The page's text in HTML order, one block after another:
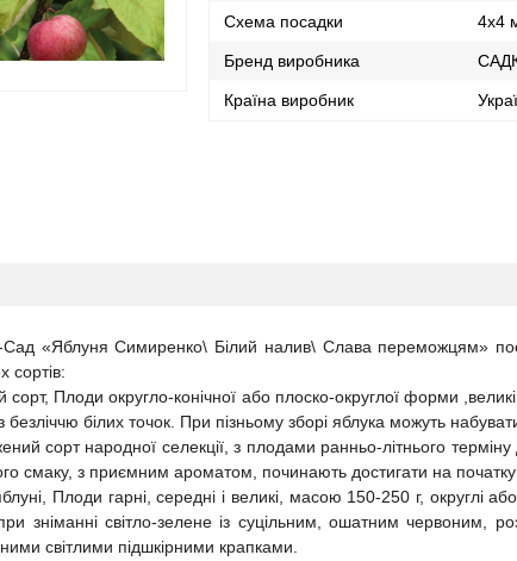
Схема посадки 4х4
Бренд виробника
Країна виробник
«Яблуня Симиренко\ Білий налив\ Слава переможцям»
сортів:
Плоди округло-конічної або плоско-округлої форми
білих точок. При пізньому зборі яблука можуть
сорт народної селекції, з плодами ранньо-літнього
смаку, з приємним ароматом, починають достигати на
Плоди гарні, середні і великі, масою 150-250 г, округлі або
зніманні світло-зелене із суцільним, ошатним червоним,
світлими підшкірними крапками.